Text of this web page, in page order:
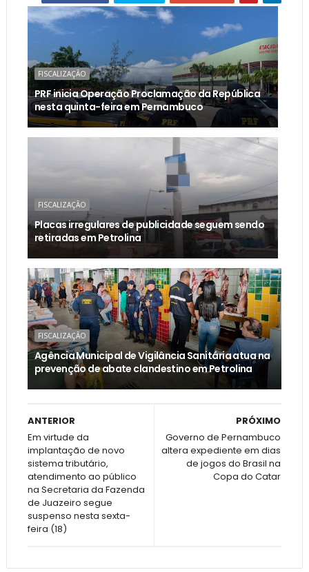
FISCALIZAÇÃO
PRF inicia Operação Proclamação da República
nesta quinta-feira em Pernambuco
FISCALIZAÇÃO
Placas irregulares de publicidade seguem sendo
retiradas em Petrolina
FISCALIZAÇÃO
Agência Municipal de Vigilância Sanitária atua na
prevenção de abate clandestino em Petrolina
PRÓXIMO
Governo de Pernambuco
altera expediente em dias
de jogos do Brasil na
Copa do Catar
ANTERIOR
Em virtude da
implantação de novo
sistema tributário,
atendimento ao público
na Secretaria da Fazenda
de Juazeiro segue
suspenso nesta sexta-
feira (18)